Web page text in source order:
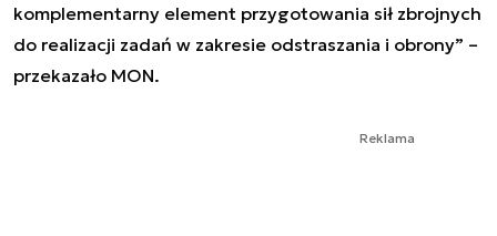
komplementarny element przygotowania sił zbrojnych
do realizacji zadań w zakresie odstraszania i obrony” –
przekazało MON.
Reklama